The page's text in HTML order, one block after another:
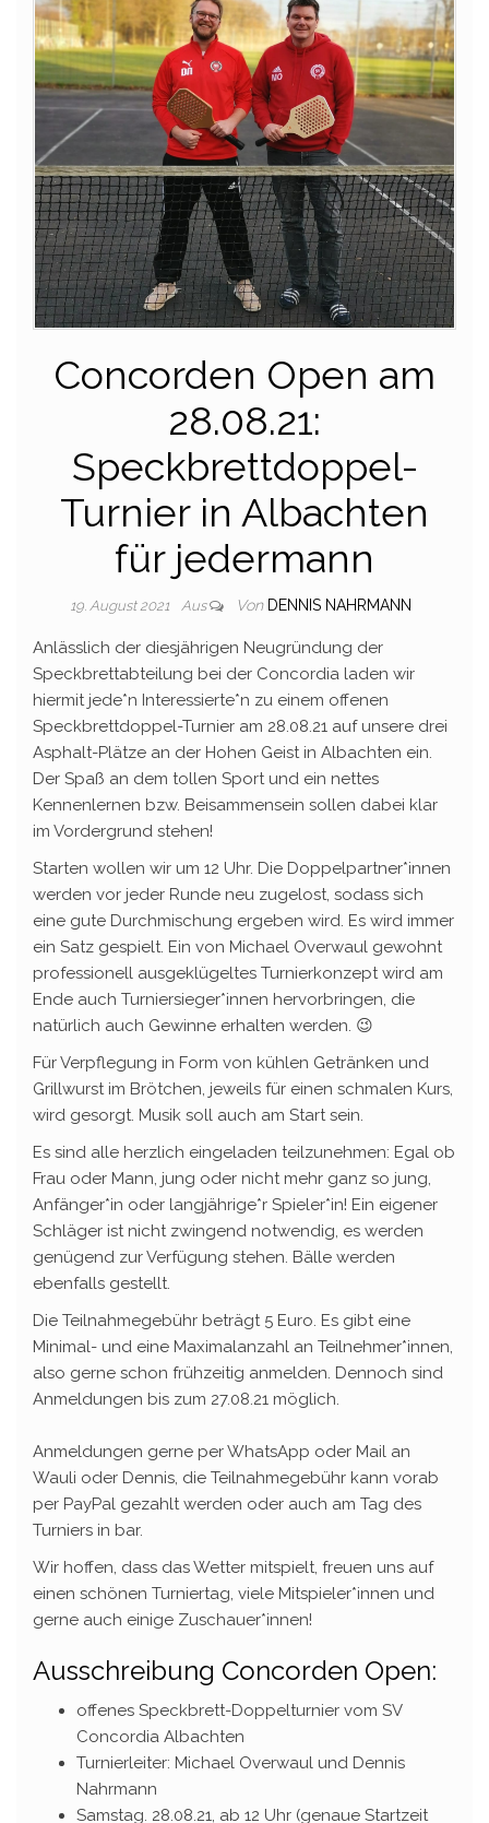
Concorden Open am
28.08.21:
Speckbrettdoppel-
Turnier in Albachten
für jedermann
19. August 2021 Aus Von DENNIS NAHRMANN
Anlässlich der diesjährigen Neugründung der
Speckbrettabteilung bei der Concordia laden wir
hiermit jede*n Interessierte*n zu einem offenen
Speckbrettdoppel-Turnier am 28.08.21 auf unsere drei
Asphalt-Plätze an der Hohen Geist in Albachten ein.
Der Spaß an dem tollen Sport und ein nettes
Kennenlernen bzw. Beisammensein sollen dabei klar
im Vordergrund stehen!
Starten wollen wir um 12 Uhr. Die Doppelpartner*innen
werden vor jeder Runde neu zugelost, sodass sich
eine gute Durchmischung ergeben wird. Es wird immer
ein Satz gespielt. Ein von Michael Overwaul gewohnt
professionell ausgeklügeltes Turnierkonzept wird am
Ende auch Turniersieger*innen hervorbringen, die
natürlich auch Gewinne erhalten werden. 😉
Für Verpflegung in Form von kühlen Getränken und
Grillwurst im Brötchen, jeweils für einen schmalen Kurs,
wird gesorgt. Musik soll auch am Start sein.
Es sind alle herzlich eingeladen teilzunehmen: Egal ob
Frau oder Mann, jung oder nicht mehr ganz so jung,
Anfänger*in oder langjährige*r Spieler*in! Ein eigener
Schläger ist nicht zwingend notwendig, es werden
genügend zur Verfügung stehen. Bälle werden
ebenfalls gestellt.
Die Teilnahmegebühr beträgt 5 Euro. Es gibt eine
Minimal- und eine Maximalanzahl an Teilnehmer*innen,
also gerne schon frühzeitig anmelden. Dennoch sind
Anmeldungen bis zum 27.08.21 möglich.
Anmeldungen gerne per WhatsApp oder Mail an
Wauli oder Dennis, die Teilnahmegebühr kann vorab
per PayPal gezahlt werden oder auch am Tag des
Turniers in bar.
Wir hoffen, dass das Wetter mitspielt, freuen uns auf
einen schönen Turniertag, viele Mitspieler*innen und
gerne auch einige Zuschauer*innen!
Ausschreibung Concorden Open:
offenes Speckbrett-Doppelturnier vom SV
Concordia Albachten
Turnierleiter: Michael Overwaul und Dennis
Nahrmann
Samstag. 28.08.21, ab 12 Uhr (genaue Startzeit